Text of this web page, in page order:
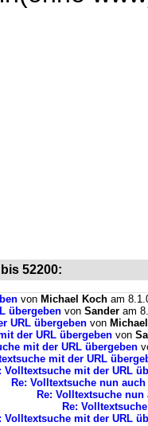
52200:
von Michael Koch am
übergeben von Sander am
URL übergeben von
der URL übergeben von
mit der URL übergeben
mit der URL
Volltextsuche mit der URL
Re: Volltextsuche nun
Re: Volltextsuche
Re:
Volltextsuche mit der URL